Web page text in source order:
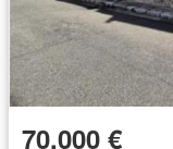
70.000 €